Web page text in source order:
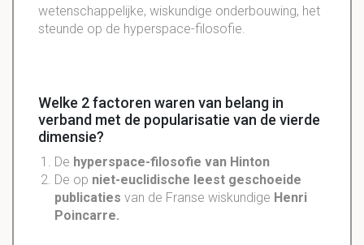
wetenschappelijke, wiskundige onderbouwing, het
steunde op de hyperspace-filosofie.
Welke 2 factoren waren van belang in
verband met de popularisatie van de vierde
dimensie?
De hyperspace-filosofie van Hinton
De op niet-euclidische leest geschoeide
publicaties van de Franse wiskundige Henri
Poincarre.